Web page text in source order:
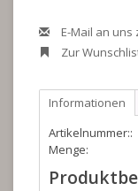
E-Mail an
Zur
Informationen
Artikelnummer::
Menge: